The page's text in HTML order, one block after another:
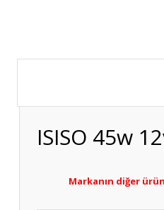
ISISO 45w
Markanın diğer